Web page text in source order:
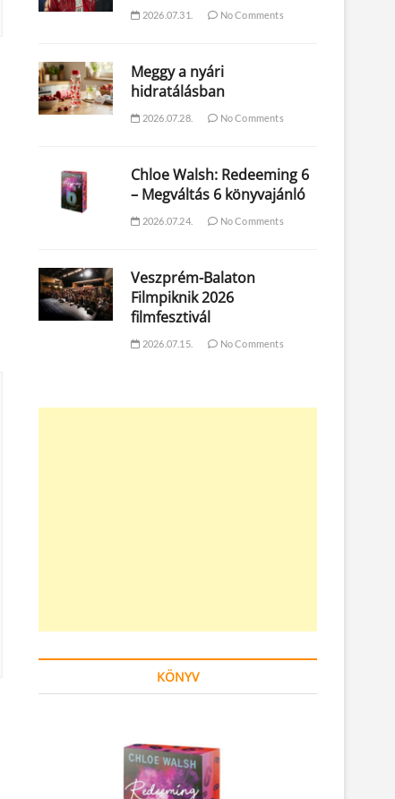
2026.07.31. No Comments
Meggy a nyári
hidratálásban
2026.07.28. No Comments
Chloe Walsh: Redeeming 6
– Megváltás 6 könyvajánló
2026.07.24. No Comments
Veszprém-Balaton
Filmpiknik 2026
filmfesztivál
2026.07.15. No Comments
KÖNYV